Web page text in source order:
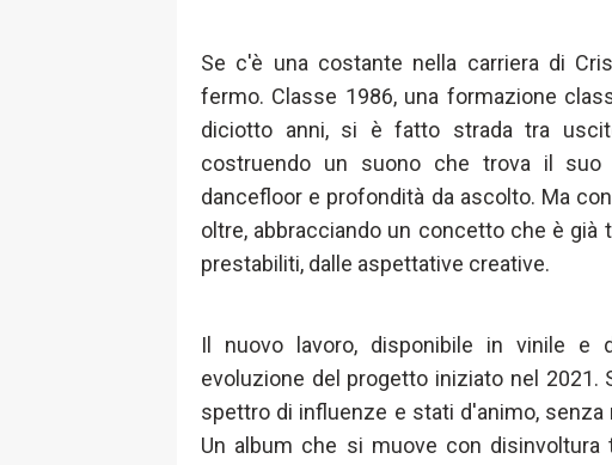
Se c'è una costante nella carriera di
fermo. Classe 1986, una formazione
diciotto anni, si è fatto strada tra
costruendo un suono che trova il suo
dancefloor e profondità da ascolto. Ma
oltre, abbracciando un concetto che è
prestabiliti, dalle aspettative creative.
Il nuovo lavoro, disponibile in vinile e
evoluzione del progetto iniziato nel
spettro di influenze e stati d'animo,
Un album che si muove con